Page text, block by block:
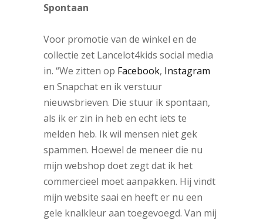
Spontaan
Voor promotie van de winkel en de
collectie zet Lancelot4kids social media
in. “We zitten op Facebook, Instagram
en Snapchat en ik verstuur
nieuwsbrieven. Die stuur ik spontaan,
als ik er zin in heb en echt iets te
melden heb. Ik wil mensen niet gek
spammen. Hoewel de meneer die nu
mijn webshop doet zegt dat ik het
commercieel moet aanpakken. Hij vindt
mijn website saai en heeft er nu een
gele knalkleur aan toegevoegd. Van mij